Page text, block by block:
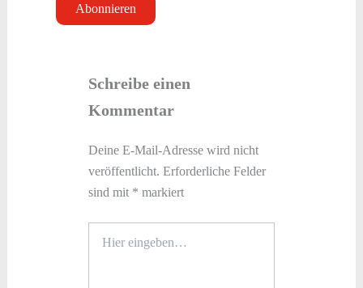
Schreibe einen
Kommentar
Deine E-Mail-Adresse wird nicht
veröffentlicht. Erforderliche Felder
sind mit * markiert
eingeben…